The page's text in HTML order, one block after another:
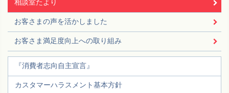
相談室たより
お客さまの声を活かしました
お客さま満足度向上への取り組み
『消費者志向自主宣言』
カスタマーハラスメント基本方針